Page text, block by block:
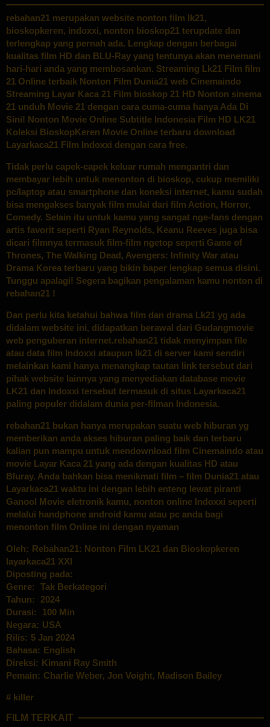
rebahan21 merupakan website nonton film lk21,
bioskopkeren, indoxxi, nonton bioskop21 terupdate dan
terlengkap yang pernah ada. Lengkap dengan berbagai
kualitas film HD dan BLU-Ray yang tentunya akan menemani
hari-hari anda yang membosankan. Streaming Lk21 Film film
21 Online terbaik Nonton Film Dunia21 web Cinemaindo
Streaming Layar Kaca 21 Film bioskop 21 HD Nonton sinema
21 unduh Movie 21 dengan cara cuma-cuma hanya Ada Di
Sini! Nonton Movie Online Subtitle Indonesia Film HD LK21
Koleksi BioskopKeren Movie Online terbaru download
Layarkaca21 Film Indoxxi dengan cara free.
Tidak perlu capek-capek keluar rumah mengantri dan
membayar lebih untuk menonton di bioskop, cukup memiliki
pc/laptop atau smartphone dan koneksi internet, kamu sudah
bisa mengakses banyak film mulai dari film Action, Horror,
Comedy. Selain itu untuk kamu yang sangat nge-fans dengan
artis favorit seperti Ryan Reynolds, Keanu Reeves juga bisa
dicari filmnya termasuk film-film ngetop seperti Game of
Thrones, The Walking Dead, Avengers: Infinity War atau
Drama Korea terbaru yang bikin baper lengkap semua disini.
Tunggu apalagi! Segera bagikan pengalaman kamu nonton di
rebahan21 !
Dan perlu kita ketahui bahwa film dan drama Lk21 yg ada
didalam website ini, didapatkan berawal dari Gudangmovie
web penguberan internet.rebahan21 tidak menyimpan file
atau data film Indoxxi ataupun lk21 di server kami sendiri
melainkan kami hanya menangkap tautan link tersebut dari
pihak website lainnya yang menyediakan database movie
LK21 dan Indoxxi tersebut termasuk di situs Layarkaca21
paling populer didalam dunia per-filman Indonesia.
rebahan21 bukan hanya merupakan suatu web hiburan yg
memberikan anda akses hiburan paling baik dan terbaru
kalian pun mampu untuk mendownload film Cinemaindo atau
movie Layar Kaca 21 yang ada dengan kualitas HD atau
Bluray. Anda bahkan bisa menikmati film – film Dunia21 atau
Layarkaca21 waktu ini dengan lebih enteng lewat piranti
Ganool Movie eletronik kamu, nonton online Indoxxi seperti
melalui handphone android kamu atau pc anda bagi
menonton film Online ini dengan nyaman
Oleh: Rebahan21: Nonton Film LK21 dan Bioskopkeren
layarkaca21 XXI
Diposting pada:
Genre: Tak Berkategori
Tahun:
2024
Durasi:
100 Min
Negara: USA
Rilis: 5 Jan 2024
Bahasa: English
Direksi: Kimani Ray Smith
Pemain: Charlie Weber, Jon Voight, Madison Bailey
killer
FILM TERKAIT